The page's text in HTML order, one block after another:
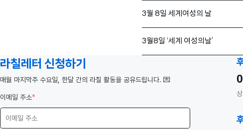
3월 8일 세계여성의 날
3월8일 ‘세계 여성의날’
라칠레터 신청하기
️매월 마지막주 수요일, 한달 간의 라칠 활동을 공유드립니다. 💌
이메일 주소*